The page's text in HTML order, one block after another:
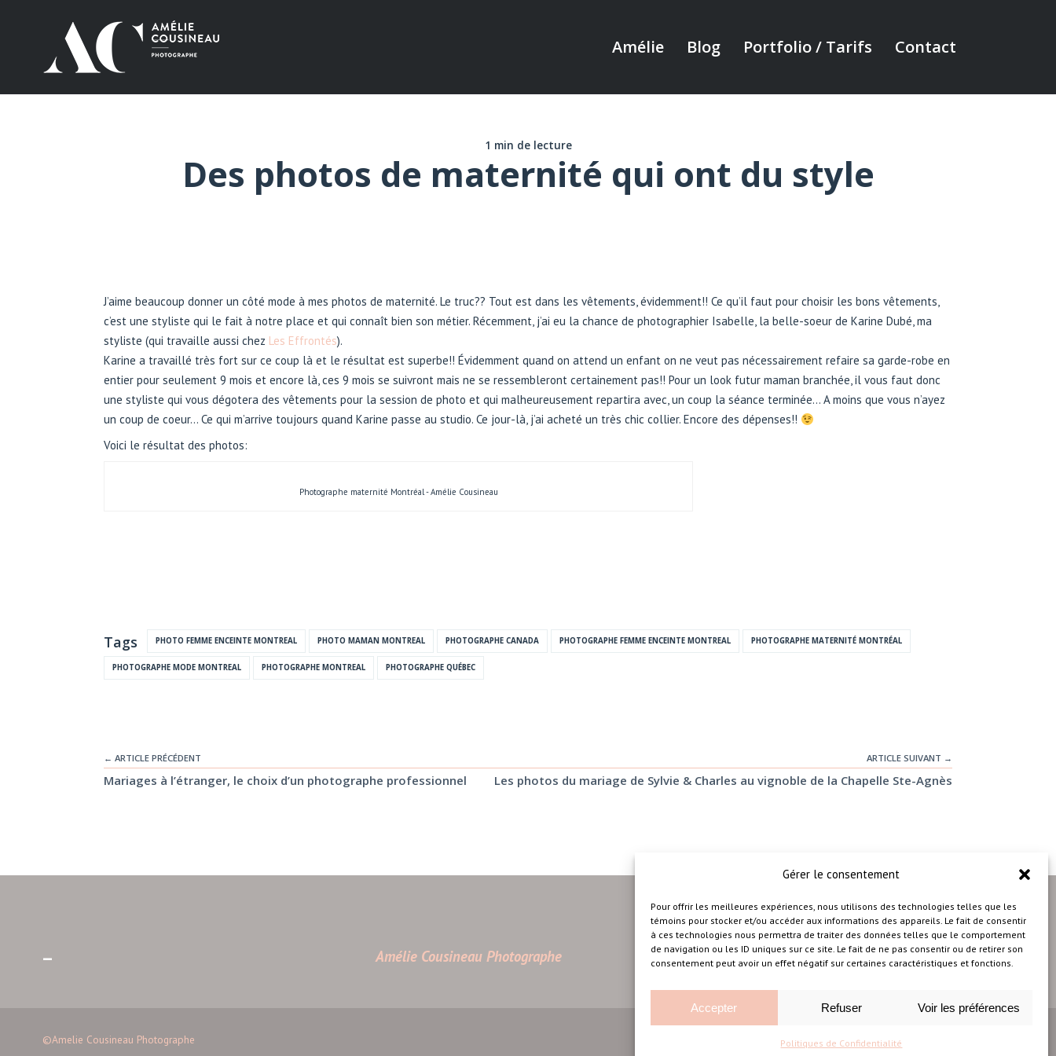
Gérer le consentement
Pour offrir les meilleures expériences, nous utilisons des technologies telles que les
témoins pour stocker et/ou accéder aux informations des appareils. Le fait de consentir
à ces technologies nous permettra de traiter des données telles que le comportement
de navigation ou les ID uniques sur ce site. Le fait de ne pas consentir ou de retirer son
consentement peut avoir un effet négatif sur certaines caractéristiques et fonctions.
Accepter Refuser Voir les préférences
Politiques de Confidentialité
Amélie Blog Portfolio / Tarifs Contact
1 min de lecture
Des photos de maternité qui ont du style
J’aime beaucoup donner un côté mode à mes photos de maternité. Le truc?? Tout est dans les vêtements, évidemment!! Ce qu’il faut pour choisir les bons vêtements,
c’est une styliste qui le fait à notre place et qui connaît bien son métier. Récemment, j’ai eu la chance de photographier Isabelle, la belle-soeur de Karine Dubé, ma
styliste (qui travaille aussi chez Les Effrontés).
Karine a travaillé très fort sur ce coup là et le résultat est superbe!! Évidemment quand on attend un enfant on ne veut pas nécessairement refaire sa garde-robe en
entier pour seulement 9 mois et encore là, ces 9 mois se suivront mais ne se ressembleront certainement pas!! Pour un look futur maman branchée, il vous faut donc
une styliste qui vous dégotera des vêtements pour la session de photo et qui malheureusement repartira avec, un coup la séance terminée… A moins que vous n’ayez
un coup de coeur… Ce qui m’arrive toujours quand Karine passe au studio. Ce jour-là, j’ai acheté un très chic collier. Encore des dépenses!!
Voici le résultat des photos:
Photographe maternité Montréal - Amélie Cousineau
Tags PHOTO FEMME ENCEINTE MONTREAL PHOTO MAMAN MONTREAL PHOTOGRAPHE CANADA PHOTOGRAPHE FEMME ENCEINTE MONTREAL PHOTOGRAPHE MATERNITÉ MONTRÉAL
PHOTOGRAPHE MODE MONTREAL PHOTOGRAPHE MONTREAL PHOTOGRAPHE QUÉBEC
← ARTICLE PRÉCÉDENT
Mariages à l’étranger, le choix d’un photographe professionnel
ARTICLE SUIVANT →
Les photos du mariage de Sylvie & Charles au vignoble de la Chapelle Ste-Agnès
– Amélie Cousineau Photographe
©Amelie Cousineau Photographe Conçu avec